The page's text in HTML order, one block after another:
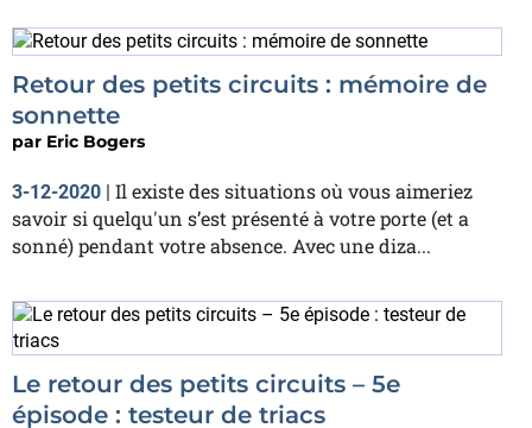
Retour des petits circuits : mémoire de
sonnette
par Eric Bogers
3-12-2020
Il existe des situations où vous aimeriez
savoir si quelqu'un s’est présenté à votre porte (et a
sonné) pendant votre absence. Avec une diza...
Le retour des petits circuits – 5e
épisode : testeur de triacs